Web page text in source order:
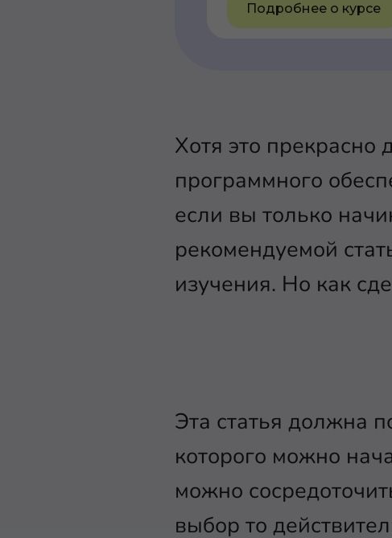
Подробнее о курсе
Хотя это прекрасно
программного
если вы только
рекомендуемой
изучения. Но как
Эта статья должна
которого можно
можно
выбор то